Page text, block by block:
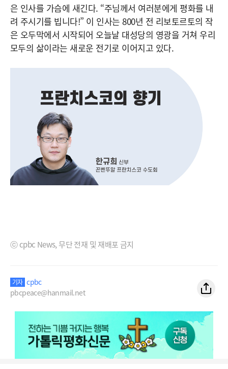
은 인사를 가슴에 새긴다. “주님께서 여러분에게 평화를 내
려 주시기를 빕니다!” 이 인사는 800년 전 리보토르토의 작
은 오두막에서 시작되어 오늘날 대성당의 영광을 거쳐 우리
모두의 삶이라는 새로운 전기로 이어지고 있다.
ⓒ cpbc News, 무단 전재 및 재배포 금지
기자 cpbc
pbcpeace@hanmail.net